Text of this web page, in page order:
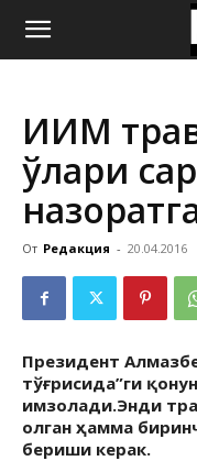
ҚИРҒИЗИСТОН
ЯНГИЛИКЛАРИ
ИИМ
ўқлари
От Редакция - 20.04.2016
Президент
тўғрисида”ги
имзолади.Энди
олган ҳамма
бериши керак.